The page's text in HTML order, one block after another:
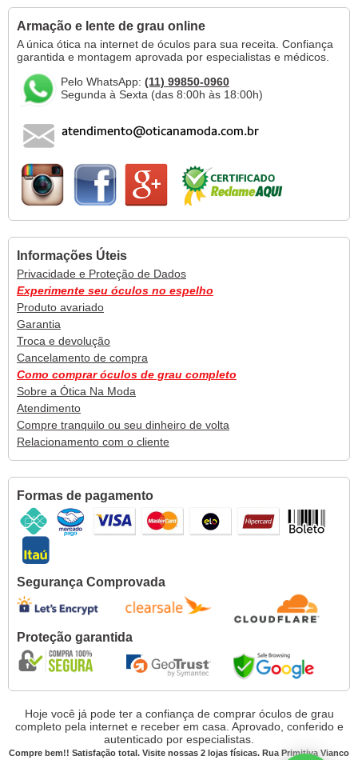
Armação e lente de grau online
A única ótica na internet de óculos para sua receita. Confiança
garantida e montagem aprovada por especialistas e médicos.
Pelo WhatsApp: (11) 99850-0960
Segunda à Sexta (das 8:00h às 18:00h)
Informações Úteis
Privacidade e Proteção de Dados
Experimente seu óculos no espelho
Produto avariado
Garantia
Troca e devolução
Cancelamento de compra
Como comprar óculos de grau completo
Sobre a Ótica Na Moda
Atendimento
Compre tranquilo ou seu dinheiro de volta
Relacionamento com o cliente
Formas de pagamento
Segurança Comprovada
Proteção garantida
Hoje você já pode ter a confiança de comprar óculos de grau
completo pela internet e receber em casa. Aprovado, conferido e
autenticado por especialistas.
Compre bem!! Satisfação total. Visite nossas 2 lojas físicas. Rua Primitiva Vianco